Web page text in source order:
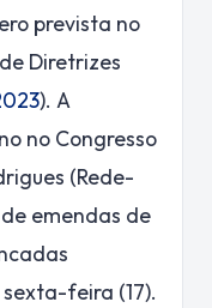
prevista no
Diretrizes
). A
no Congresso
(Rede-
emendas de
feira (17).